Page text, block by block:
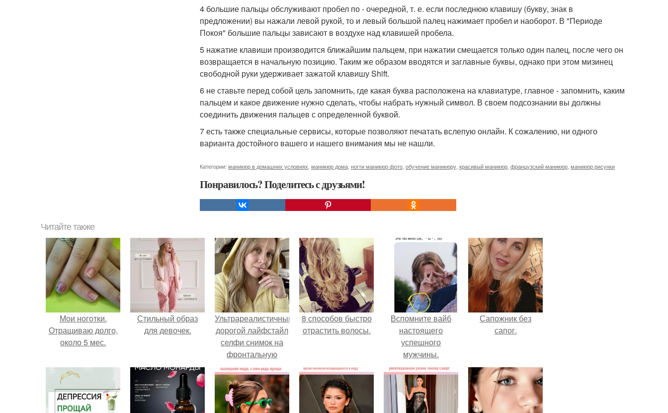
4 большие пальцы обслуживают пробел по - очередной, т. е. если последнюю клавишу (букву, знак в
предложении) вы нажали левой рукой, то и левый большой палец нажимает пробел и наоборот. В "Периоде
Покоя" большие пальцы зависают в воздухе над клавишей пробела.
5 нажатие клавиши производится ближайшим пальцем, при нажатии смещается только один палец, после чего он
возвращается в начальную позицию. Таким же образом вводятся и заглавные буквы, однако при этом мизинец
свободной руки удерживает зажатой клавишу Shift.
6 не ставьте перед собой цель запомнить, где какая буква расположена на клавиатуре, главное - запомнить, каким
пальцем и какое движение нужно сделать, чтобы набрать нужный символ. В своем подсознании вы должны
соединить движения пальцев с определенной буквой.
7 есть также специальные сервисы, которые позволяют печатать вслепую онлайн. К сожалению, ни одного
варианта достойного вашего и нашего внимания мы не нашли.
Категории: маникюр в домашних условиях маникюр дома ногти маникюр фото обучение маникюру красивый маникюр французский маникюр маникюр рисунки
Понравилось? Поделитесь с друзьями!
Читайте также
Мои ноготки.
Отращиваю долго,
около 5 мес.
Стильный образ
для девочек.
Ультрареалистичный
дорогой лайфстайл
селфи снимок на
фронтальную
камеру.
8 способов быстро
отрастить волосы.
Вспомните вайб
настоящего
успешного
мужчины.
Сапожник без
сапог.